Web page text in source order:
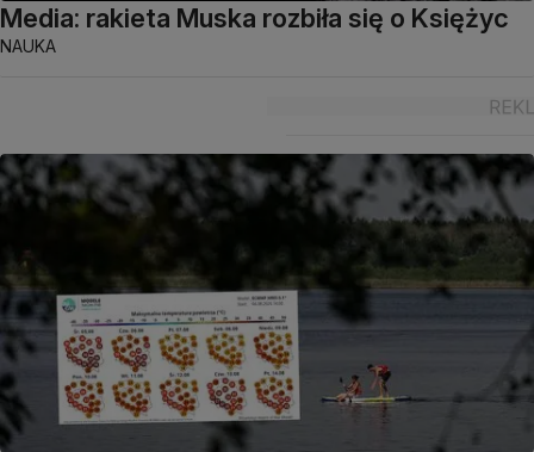
Media: rakieta Muska rozbiła się o Księżyc
NAUKA